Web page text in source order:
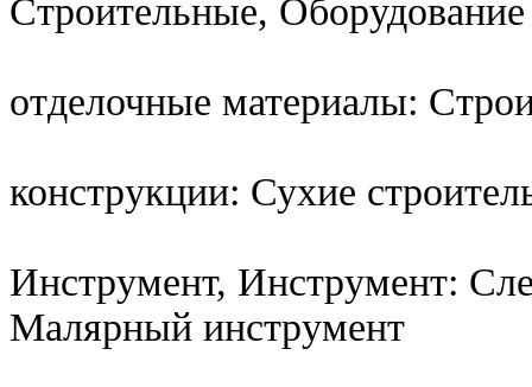
Строительные, Оборудование
отделочные материалы:
конструкции: Сухие
Инструмент, Инструмент:
Малярный инструмент